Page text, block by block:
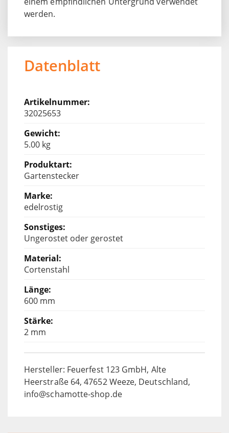
werden.
Datenblatt
32025653
5.00 kg
Gartenstecker
edelrostig
Ungerostet oder gerostet
Cortenstahl
600 mm
2 mm
Hersteller: Feuerfest 123 GmbH, Alte
Heerstraße 64, 47652 Weeze, Deutschland,
info@schamotte-shop.de